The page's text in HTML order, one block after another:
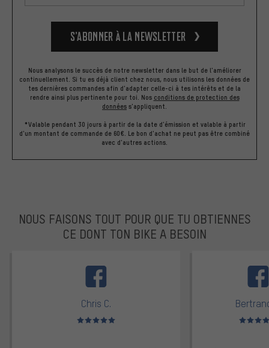
S’abonner à la newsletter
Nous analysons le succès de notre newsletter dans le but de l'améliorer
continuellement. Si tu es déjà client chez nous, nous utilisons les données de
tes dernières commandes afin d'adapter celle-ci à tes intérêts et de la
rendre ainsi plus pertinente pour toi. Nos conditions de protection des
données s'appliquent.
*Valable pendant 30 jours à partir de la date d'émission et valable à partir
d'un montant de commande de 60€. Le bon d'achat ne peut pas être combiné
avec d'autres actions.
NOUS FAISONS TOUT POUR QUE TU OBTIENNES
CE DONT TON BIKE A BESOIN
Chris C.
Note moyenne : 5 sur 5 Note